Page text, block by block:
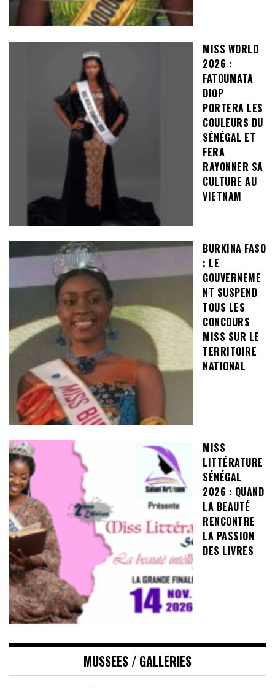
MISS WORLD
2026 :
FATOUMATA
DIOP
PORTERA LES
COULEURS DU
SÉNÉGAL ET
FERA
RAYONNER SA
CULTURE AU
VIETNAM
BURKINA FASO
: LE
GOUVERNEME
NT SUSPEND
TOUS LES
CONCOURS
MISS SUR LE
TERRITOIRE
NATIONAL
MISS
LITTÉRATURE
SÉNÉGAL
2026 : QUAND
LA BEAUTÉ
RENCONTRE
LA PASSION
DES LIVRES
MUSSEES / GALLERIES